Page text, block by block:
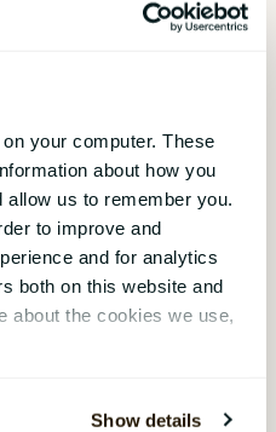
your computer. These
about how you
us to remember you.
to improve and
and for analytics
both on this website and
about the cookies we use,
Show details
For mange KPI'er kan
gøre det svært at
virkelig er vigtigt.
: Hvis KPI'er
spores og